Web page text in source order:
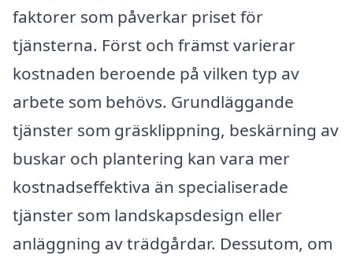
faktorer som påverkar priset för
tjänsterna. Först och främst varierar
kostnaden beroende på vilken typ av
arbete som behövs. Grundläggande
tjänster som gräsklippning, beskärning av
buskar och plantering kan vara mer
kostnadseffektiva än specialiserade
tjänster som landskapsdesign eller
anläggning av trädgårdar. Dessutom, om